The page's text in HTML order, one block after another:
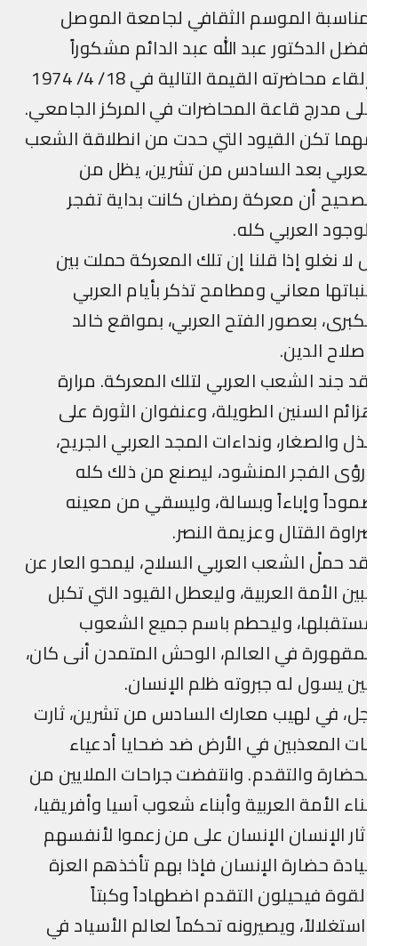
الموسم الثقافي لجامعة الموصل
الدكتور عبد الله عبد الدائم مشكوراً
بإلقاء محاضرته القيمة التالية في 18/ 4/ 1974
مدرج قاعة المحاضرات في المركز الجامعي.
تكن القيود التي حدت من انطلاقة الشعب
بعد السادس من تشرين، يظل من
أن معركة رمضان كانت بداية تفجر
العربي كله.
لا نغلو إذا قلنا إن تلك المعركة حملت بين
معاني ومطامح تذكر بأيام العربي
بعصور الفتح العربي، بمواقع خالد
الدين.
جند الشعب العربي لتلك المعركة. مرارة
السنين الطويلة، وعنفوان الثورة على
والصغار، ونداءات المجد العربي الجريح،
الفجر المنشود، ليصنع من ذلك كله
وإباءاً وبسالة، وليسقي من معينه
القتال وعزيمة النصر.
حملْ الشعب العربي السلاح، ليمحو العار عن
الأمة العربية، وليعطل القيود التي تكبل
وليحطم باسم جميع الشعوب
في العالم، الوحش المتمدن أنى كان،
يسول له جبروته ظلم الإنسان.
في لهيب معارك السادس من تشرين، ثارت
المعذبين في الأرض ضد ضحايا أدعياء
والتقدم. وانتفضت جراحات الملايين من
الأمة العربية وأبناء شعوب آسيا وأفريقيا،
الإنسان الإنسان على من زعموا لأنفسهم
حضارة الإنسان فإذا بهم تأخذهم العزة
فيحيلون التقدم اضطهاداً وكبتاً
ويصيرونه تحكماً لعالم الأسياد في